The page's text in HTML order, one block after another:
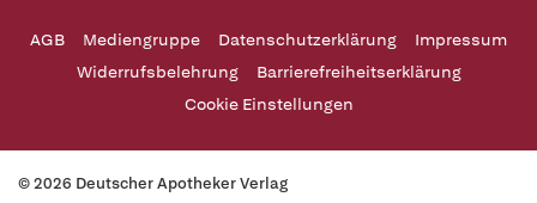
AGB Mediengruppe Datenschutzerklärung
Impressum
Widerrufsbelehrung
Barrierefreiheitserklärung
Cookie Einstellungen
© 2026 Deutscher Apotheker Verlag